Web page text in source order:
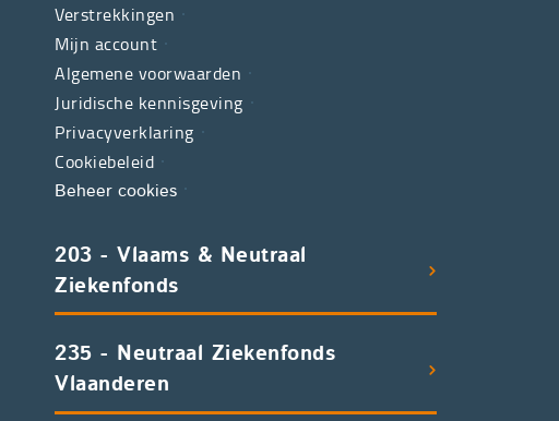
Verstrekkingen
Mijn account
Algemene voorwaarden
Juridische kennisgeving
Privacyverklaring
Cookiebeleid
Beheer cookies
203 - Vlaams & Neutraal
Ziekenfonds
235 - Neutraal Ziekenfonds
Vlaanderen